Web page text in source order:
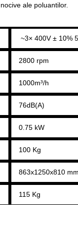
ale poluantilor.
~3× 400V ± 10%
2800 rpm
1000m³/h
76dB(A)
0.75 kW
100 Kg
863x1250x810 mm
115 Kg